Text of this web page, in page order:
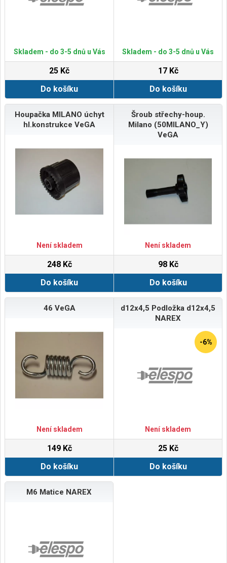
Skladem - do 3-5 dnů u Vás
25 Kč
Do košíku
Skladem - do 3-5 dnů u Vás
17 Kč
Do košíku
Houpačka MILANO úchyt
hl.konstrukce VeGA
Není skladem
248 Kč
Do košíku
Šroub střechy-houp.
Milano (50MILANO_Y)
VeGA
Není skladem
98 Kč
Do košíku
46 VeGA
Není skladem
149 Kč
Do košíku
d12x4,5 Podložka d12x4,5
NAREX
-6%
Není skladem
25 Kč
Do košíku
M6 Matice NAREX